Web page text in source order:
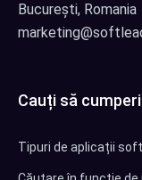
București, Romania
Cauți să
Tipuri de aplicații